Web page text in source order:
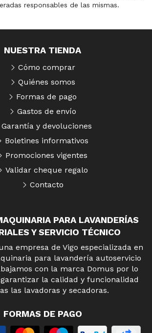
responsables de las mismas.
PARA LAVANDERÍAS
Y SERVICIO TÉCNICO
empresa de Vigo especializada en
para lavandería autoservicio
con la marca Domus por lo
la calidad y funcionalidad
las lavadoras y secadoras.
FORMAS DE PAGO
NUESTRA TIENDA
Cómo comprar
Quiénes somos
Formas de pago
Gastos de envío
Garantía y devoluciones
Boletines informativos
Promociones vigentes
Validar cheque regalo
Contacto